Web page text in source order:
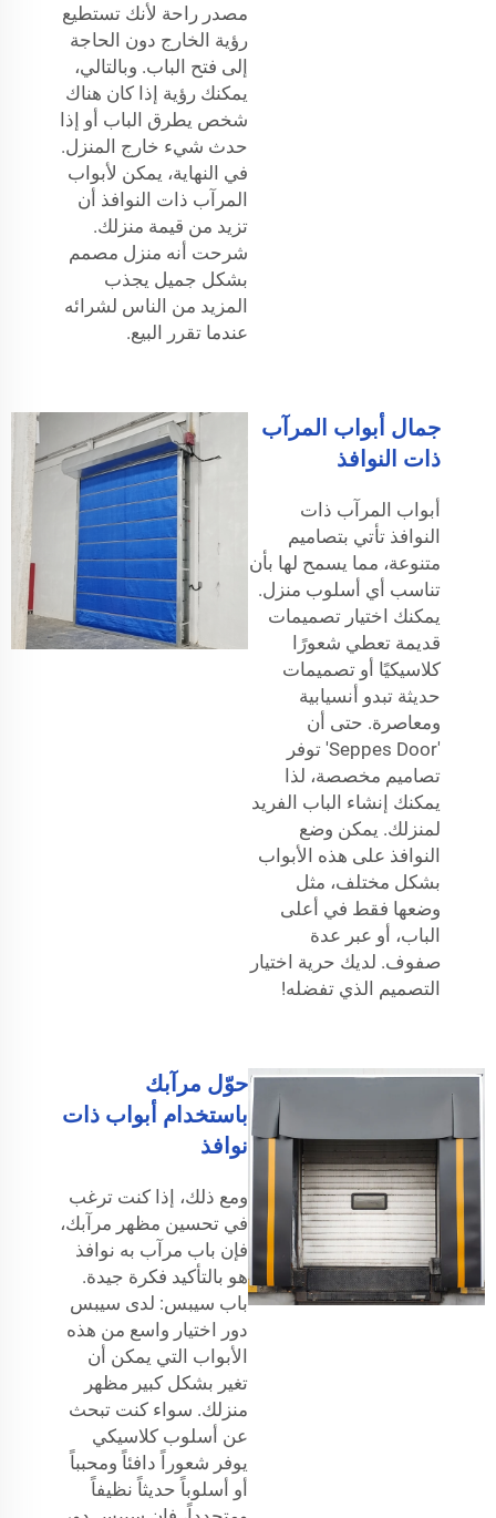
مصدر راحة لأنك تستطيع
رؤية الخارج دون الحاجة
إلى فتح الباب. وبالتالي،
يمكنك رؤية إذا كان هناك
شخص يطرق الباب أو إذا
حدث شيء خارج المنزل.
في النهاية، يمكن لأبواب
المرآب ذات النوافذ أن
تزيد من قيمة منزلك.
شرحت أنه منزل مصمم
بشكل جميل يجذب
المزيد من الناس لشرائه
عندما تقرر البيع.
جمال أبواب المرآب
ذات النوافذ
أبواب المرآب ذات
النوافذ تأتي بتصاميم
متنوعة، مما يسمح لها بأن
تناسب أي أسلوب منزل.
يمكنك اختيار تصميمات
قديمة تعطي شعورًا
كلاسيكيًا أو تصميمات
حديثة تبدو أنسيابية
ومعاصرة. حتى أن
'Seppes Door' توفر
تصاميم مخصصة، لذا
يمكنك إنشاء الباب الفريد
لمنزلك. يمكن وضع
النوافذ على هذه الأبواب
بشكل مختلف، مثل
وضعها فقط في أعلى
الباب، أو عبر عدة
صفوف. لديك حرية اختيار
التصميم الذي تفضله!
حوّل مرآبك
باستخدام أبواب ذات
نوافذ
ومع ذلك، إذا كنت ترغب
في تحسين مظهر مرآبك،
فإن باب مرآب به نوافذ
هو بالتأكيد فكرة جيدة.
باب سيبس: لدى سيبس
دور اختيار واسع من هذه
الأبواب التي يمكن أن
تغير بشكل كبير مظهر
منزلك. سواء كنت تبحث
عن أسلوب كلاسيكي
يوفر شعوراً دافئاً ومحبباً
أو أسلوباً حديثاً نظيفاً